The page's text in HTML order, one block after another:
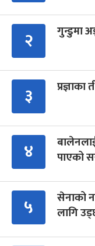
२ गुन्डुमा
३
४
पाएको
५
सेनाको
लागि